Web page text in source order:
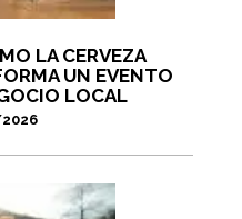
LA CERVEZA
UN EVENTO
LOCAL